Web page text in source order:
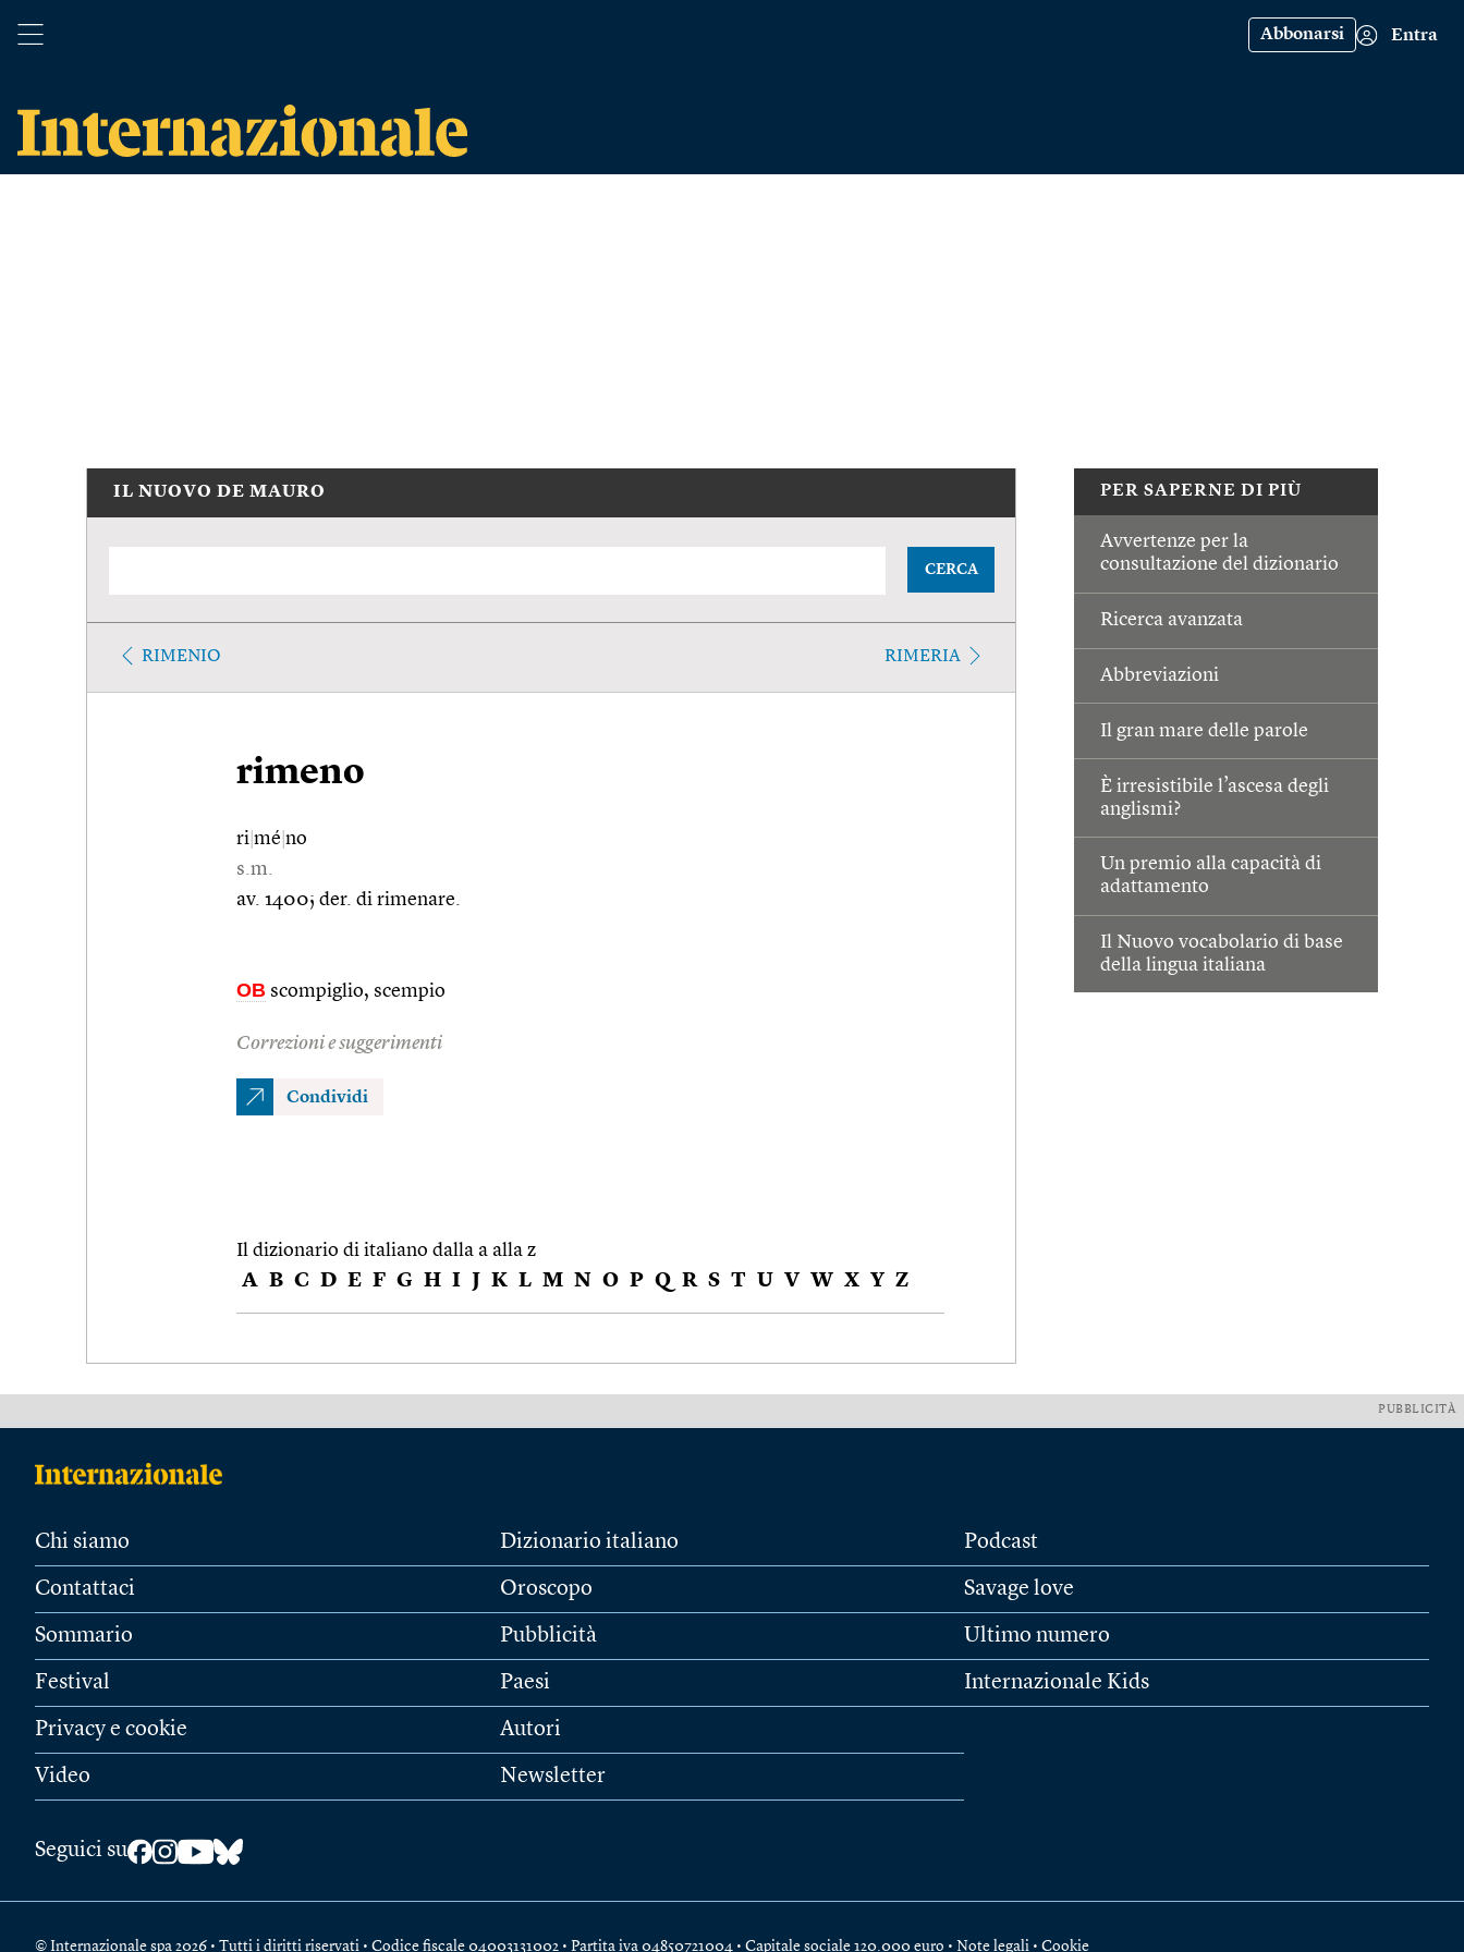
Abbonarsi Entra
PER SAPERNE DI PIÙ
Avvertenze per la
consultazione del dizionario
Ricerca avanzata
Abbreviazioni
Il gran mare delle parole
È irresistibile l’ascesa degli
anglismi?
Un premio alla capacità di
adattamento
Il Nuovo vocabolario di base
della lingua italiana
IL NUOVO DE MAURO
CERCA
RIMENIO RIMERIA
rimeno
ri mé no
s.m.
av. 1400; der. di rimenare.
OB scompiglio, scempio
Correzioni e suggerimenti
Condividi
Il dizionario di italiano dalla a alla z
A B C D E F G H I J K L M N O P Q R S T U V W X Y Z
PUBBLICITÀ
Chi siamo
Contattaci
Sommario
Festival
Privacy e cookie
Video
Dizionario italiano
Oroscopo
Pubblicità
Paesi
Autori
Newsletter
Podcast
Savage love
Ultimo numero
Internazionale Kids
Seguici su
© Internazionale spa 2026 • Tutti i diritti riservati • Codice fiscale 04003131002 • Partita iva 04850721004 • Capitale sociale 120.000 euro • Note legali • Cookie